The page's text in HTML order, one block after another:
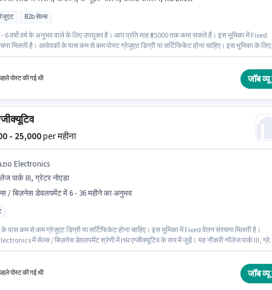
B2b सेल्स
6 वर्षो वर्ष के अनुभव वाले के लिए उपयुक्त है। आप प्रति माह ₹35000 तक कमा सकते हैं। इस भूमिका में Fixed
मिलती है। आवेदकों के पास कम से कम पोस्ट ग्रेजुएट डिग्री या सर्टिफिकेट होना चाहिए। इस भूमिका के लिए
पोस्ट की गई थी जॉब
- 25,000per महीना
Electronics
पार्क III, ग्रेटर नोएडा
/ बिज़नेस डेवलपमेंट में 6 - 36 महीने का अनुभव
पास कम से कम ग्रेजुएट डिग्री या सर्टिफिकेट होना चाहिए। इस भूमिका में Fixed वेतन संरचना मिलती है।
में सेल्स / बिज़नेस डेवलपमेंट श्रेणी में HR एग्जीक्यूटिव के रूप में जुड़ें। यह नौकरी नॉलेज पार्क III,
पोस्ट की गई थी जॉब